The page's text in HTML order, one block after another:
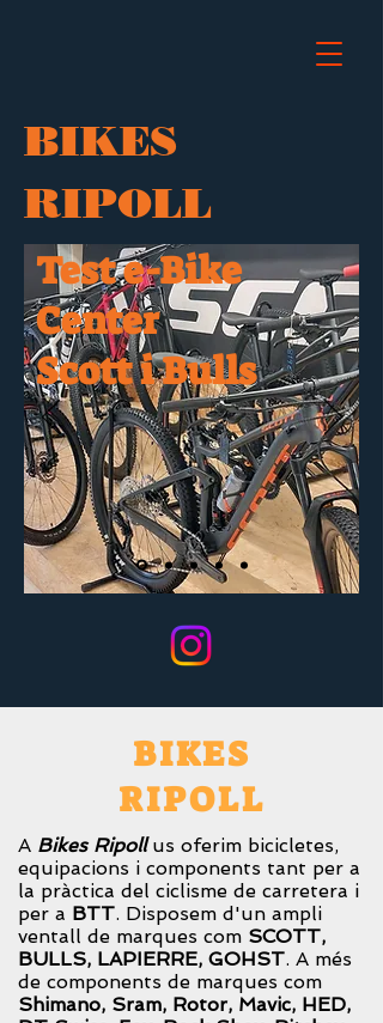
BIKES
RIPOLL
Test e-Bike
Center
Scott i Bulls
BIKES
RIPOLL
A Bikes Ripollus oferim bicicletes,
equipacions i components tant per a
la pràctica del ciclisme de carretera i
per a BTT. Disposem d'un ampli
ventall de marques com SCOTT,
BULLS, LAPIERRE, GOHST. A més
de components de marques com
Shimano, Sram, Rotor, Mavic, HED,